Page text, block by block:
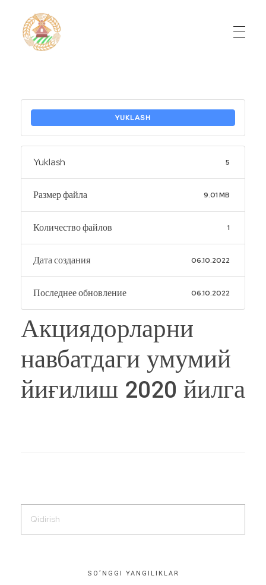
YUKLASH
Yuklash 5
Размер файла 9.01 MB
Количество файлов 1
Дата создания 06.10.2022
Последнее обновление 06.10.2022
Акциядорларни
навбатдаги умумий
йиғилиш 2020 йилга
SO’NGGI YANGILIKLAR